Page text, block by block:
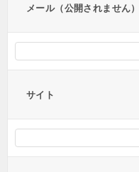
メール（公開されません）
サイト